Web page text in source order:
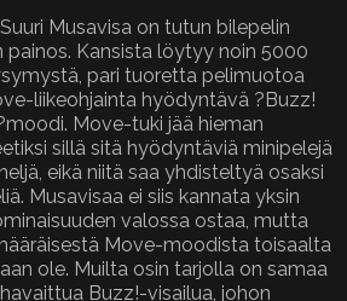
Musavisa on tutun bilepelin
painos. Kansista löytyy noin 5000
pari tuoretta pelimuotoa
liikeohjainta hyödyntävä ?Buzz!
Move-tuki jää hieman
sillä sitä hyödyntäviä minipelejä
eikä niitä saa yhdisteltyä osaksi
Musavisaa ei siis kannata yksin
valossa ostaa, mutta
Move-moodista toisaalta
ole. Muilta osin tarjolla on samaa
Buzz!-visailua, johon